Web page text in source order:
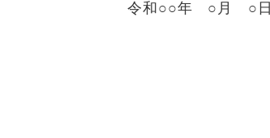
令和○○年 ○月 ○日